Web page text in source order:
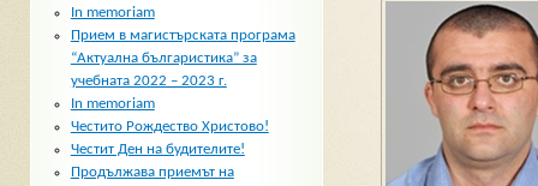
In memoriam
Прием в магистърската програма
“Актуална българистика” за
учебната 2022 – 2023 г.
In memoriam
Честито Рождество Христово!
Честит Ден на будителите!
Продължава приемът на